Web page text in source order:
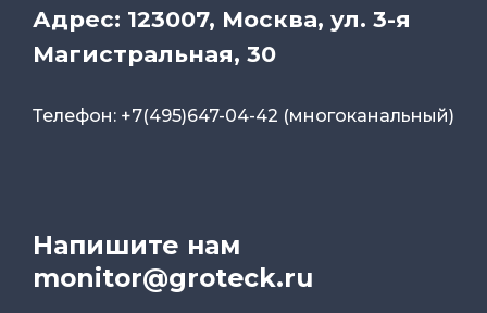
Адрес: 123007, Москва, ул. 3-я
Магистральная, 30
Телефон: +7(495)647-04-42 (многоканальный)
Напишите нам
monitor@groteck.ru